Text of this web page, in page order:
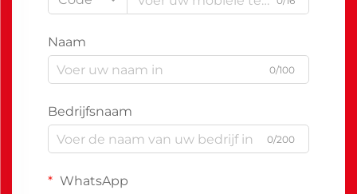
Naam
0/100
Bedrijfsnaam
0/200
WhatsApp